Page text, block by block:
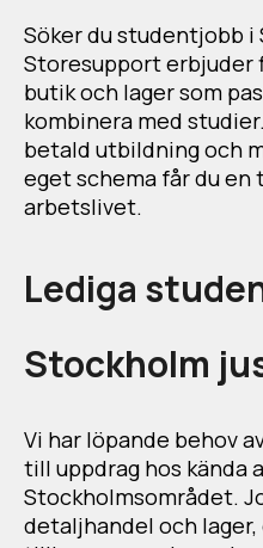
Söker du studentjobb i
Storesupport erbjuder
butik och lager som
kombinera med
betald utbildning och
eget schema får du en
arbetslivet.
Lediga
Stockholm
Vi har löpande behov
till uppdrag hos kända
Stockholmsområdet.
detaljhandel och lager,